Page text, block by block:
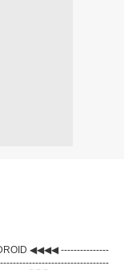
◀◀◀◀ ---------------